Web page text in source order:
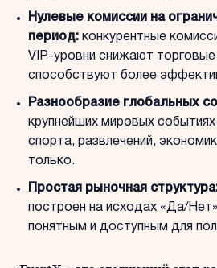
Нулевые комиссии на
период: конкурентные
VIP-уровни снижают торговые
способствуют более
Разнообразие глобальных
крупнейших мировых
спорта, развлечений,
только.
Простая рыночная
построен на исходах «Да/
понятным и доступным для